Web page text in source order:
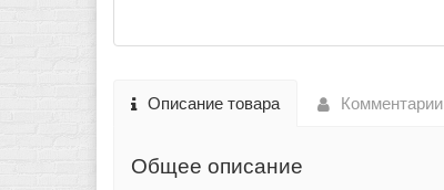
Описание товара Комментарии
Общее описание